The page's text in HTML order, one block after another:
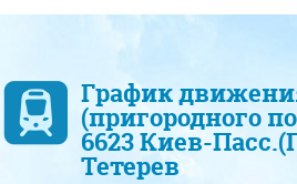
График
(пригородного
6623 Киев-
Тетерев